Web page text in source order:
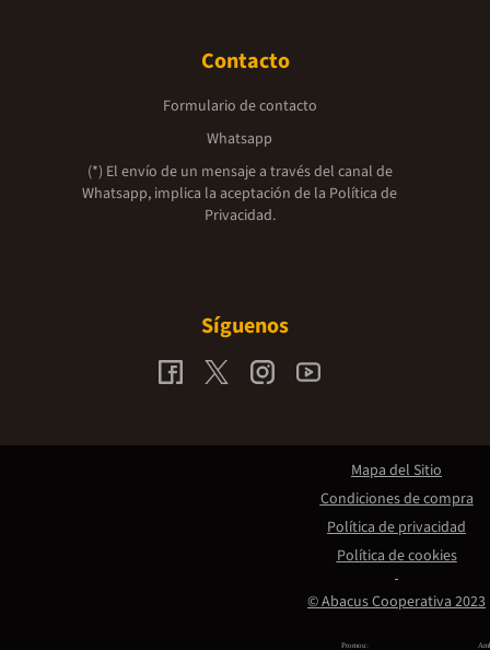
Contacto
Formulario de contacto
Whatsapp
(*) El envío de un mensaje a través del canal de
Whatsapp, implica la aceptación de la Política de
Privacidad.
Síguenos
Promou:
© Abacus Cooperativa 2023
Mapa del Sitio
Condiciones de compra
Política de privacidad
Política de cookies